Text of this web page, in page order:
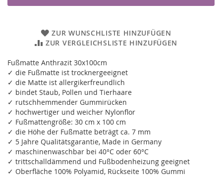
ZUR WUNSCHLISTE HINZUFÜGEN
ZUR VERGLEICHSLISTE HINZUFÜGEN
Fußmatte Anthrazit 30x100cm
✓ die Fußmatte ist trocknergeeignet
✓ die Matte ist allergikerfreundlich
✓ bindet Staub, Pollen und Tierhaare
✓ rutschhemmender Gummirücken
✓ hochwertiger und weicher Nylonflor
✓ Fußmattengröße: 30 cm x 100 cm
✓ die Höhe der Fußmatte beträgt ca. 7 mm
✓ 5 Jahre Qualitätsgarantie, Made in Germany
✓ maschinenwaschbar bei 40°C oder 60°C
✓ trittschalldämmend und Fußbodenheizung geeignet
✓ Oberfläche 100% Polyamid, Rückseite 100% Gummi